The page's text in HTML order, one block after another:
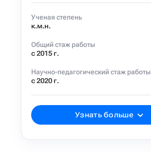
Узнать больше
Ученая степень
к.м.н.
Общий стаж работы
с 2015 г.
Научно-педагогический стаж работы
с 2020 г.